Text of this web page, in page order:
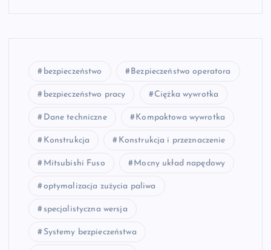
bezpieczeństwo Bezpieczeństwo operatora
bezpieczeństwo pracy Ciężka wywrotka
Dane techniczne Kompaktowa wywrotka
Konstrukcja Konstrukcja i przeznaczenie
Mitsubishi Fuso Mocny układ napędowy
optymalizacja zużycia paliwa
specjalistyczna wersja
Systemy bezpieczeństwa